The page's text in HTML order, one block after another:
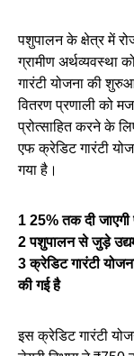
पशुपालन के क्षेत्र में
ग्रामीण अर्थव्यवस्था
गारंटी योजना की
वितरण प्रणाली को
प्रोत्साहित करने के
एफ क्रेडिट गारंटी
गया है।
1 25% तक दी जाएगी
2 पशुपालन से जुड़े
3 क्रेडिट गारंटी
की गई है
इस क्रेडिट गारंटी